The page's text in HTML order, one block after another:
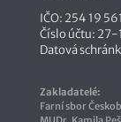
IČO: 254 19 561
Číslo účtu:
Datová
Zakladatelé:
Farní sbor